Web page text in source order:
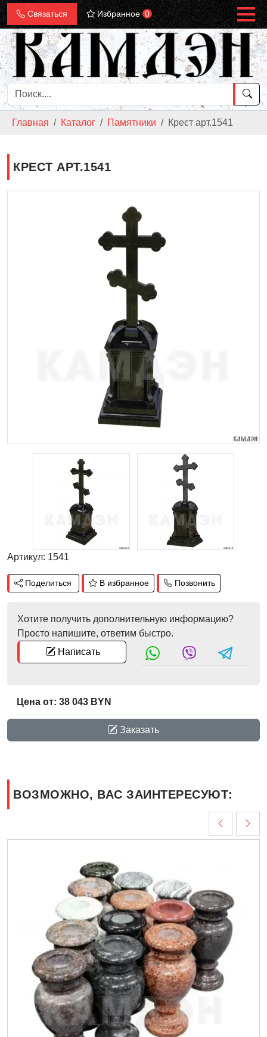
Связаться Избранное 0
Главная Каталог Памятники Крест арт.1541
КРЕСТ АРТ.1541
Артикул: 1541
Поделиться В избранное Позвонить
Хотите получить дополнительную информацию?
Просто напишите, ответим быстро.
Написать
Цена от: 38 043 BYN
Заказать
ВОЗМОЖНО, ВАС ЗАИНТЕРЕСУЮТ: